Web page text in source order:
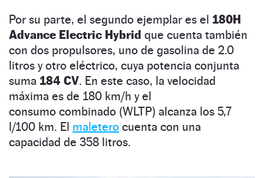
Por su parte, el segundo ejemplar es el 180H
Advance Electric Hybrid que cuenta también
con dos propulsores, uno de gasolina de 2.0
litros y otro eléctrico, cuya potencia conjunta
suma 184 CV. En este caso, la velocidad
máxima es de 180 km/h y el
consumo combinado (WLTP) alcanza los 5,7
l/100 km. El maletero cuenta con una
capacidad de 358 litros.